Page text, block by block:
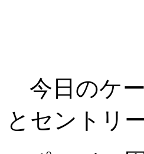
今日のケ
とセントリ